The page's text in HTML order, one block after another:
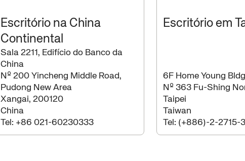
Escritório na China
Continental
Sala 2211, Edifício do Banco da
China
Nº 200 Yincheng Middle Road,
Pudong New Area
Xangai, 200120
China
Tel: +86 021-60230333
Escritório em
6F Home Young
Nº 363 Fu-Shing
Taipei
Taiwan
Tel: (+886)-2-2715-